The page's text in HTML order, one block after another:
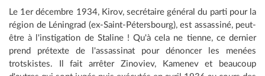
Le 1er décembre 1934, Kirov, secrétaire général du parti pour la
région de Léningrad (ex-Saint-Pétersbourg), est assassiné, peut-
être à l'instigation de Staline ! Qu'à cela ne tienne, ce dernier
prend prétexte de l'assassinat pour dénoncer les menées
trotskistes. Il fait arrêter Zinoviev, Kamenev et beaucoup